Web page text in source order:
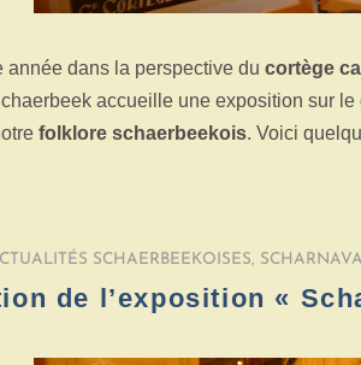
année dans la perspective du cortège
accueille une exposition sur
folklore schaerbeekois. Voici
SCHAERBEEKOISES,
de l’exposition «